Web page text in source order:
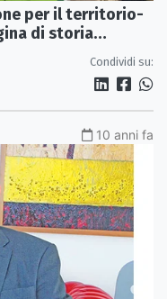
per il territorio-
di storia
Condividi su:
10 anni fa